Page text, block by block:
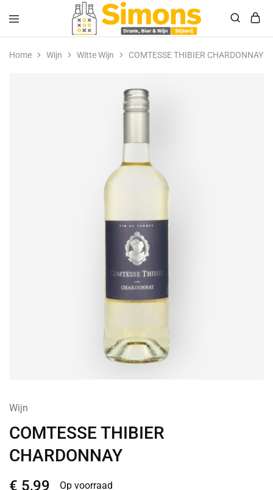
Simonsdrank.nl
Drank,
Bier
&
Home Wijn Witte Wijn COMTESSE THIBIER CHARDONNAY
Wijn
COMTESSE THIBIER
CHARDONNAY
€ 5,99 Op voorraad